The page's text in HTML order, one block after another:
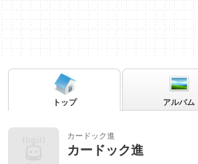
カードック進
カードック進
トップ アルバム